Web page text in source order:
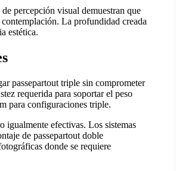
percepción visual demuestran que
La profundidad creada
estética.
passepartout triple sin comprometer
requerida para soportar el peso
para configuraciones triple.
igualmente efectivas. Los sistemas
de passepartout doble
donde se requiere